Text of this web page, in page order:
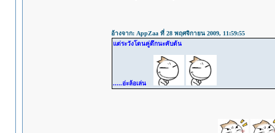
อ้างจาก: AppZaa ที่ 28 พฤศจิกายน 2009, 11:59:55
แต่ระวังโดนคู่ดึกนะคับต้น
.....อ่ะล้อเล่น